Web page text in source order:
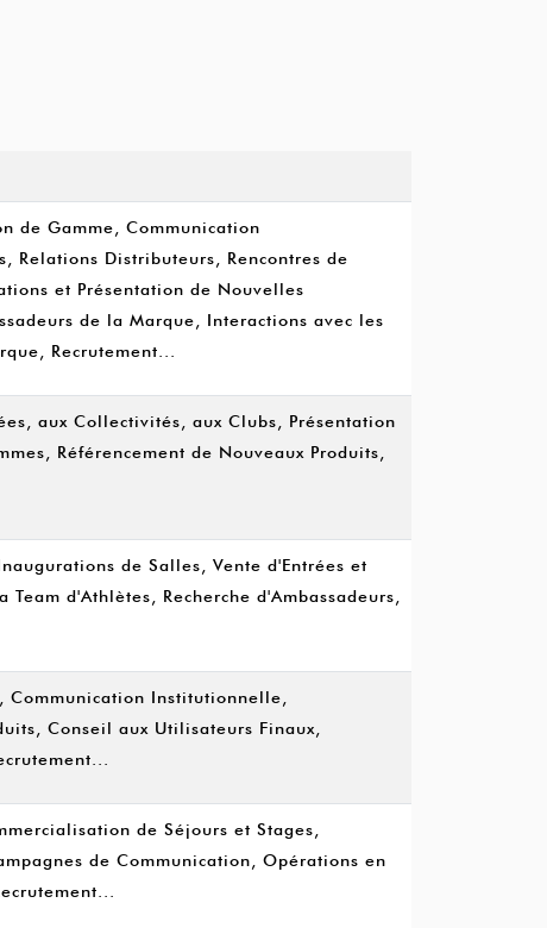
de Gamme, Communication
Relations Distributeurs, Rencontres de
et Présentation de Nouvelles
de la Marque, Interactions avec les
Recrutement...
aux Collectivités, aux Clubs, Présentation
Référencement de Nouveaux Produits,
de Salles, Vente d'Entrées et
d'Athlètes, Recherche d'Ambassadeurs,
Communication Institutionnelle,
Conseil aux Utilisateurs Finaux,
de Séjours et Stages,
de Communication, Opérations en